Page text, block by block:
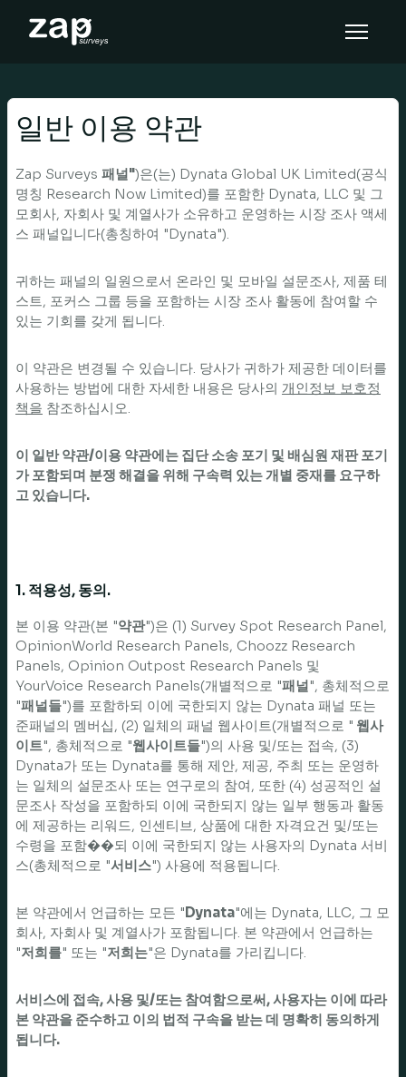
NL
일반 이용 약관
Zap Surveys 패널")은(는) Dynata Global UK Limited(공식
명칭 Research Now Limited)를 포함한 Dynata, LLC 및 그
모회사, 자회사 및 계열사가 소유하고 운영하는 시장 조사 액세
스 패널입니다(총칭하여 "Dynata").
귀하는 패널의 일원으로서 온라인 및 모바일 설문조사, 제품 테
스트, 포커스 그룹 등을 포함하는 시장 조사 활동에 참여할 수
있는 기회를 갖게 됩니다.
이 약관은 변경될 수 있습니다. 당사가 귀하가 제공한 데이터를
사용하는 방법에 대한 자세한 내용은 당사의 개인정보 보호정
책을 참조하십시오.
이 일반 약관/이용 약관에는 집단 소송 포기 및 배심원 재판 포기
가 포함되며 분쟁 해결을 위해 구속력 있는 개별 중재를 요구하
고 있습니다.
1. 적용성, 동의.
본 이용 약관(본 "약관")은 (1) Survey Spot Research Panel,
OpinionWorld Research Panels, Choozz Research
Panels, Opinion Outpost Research Panels 및
YourVoice Research Panels(개별적으로 "패널", 총체적으로
"패널들")를 포함하되 이에 국한되지 않는 Dynata 패널 또는
준패널의 멤버십, (2) 일체의 패널 웹사이트(개별적으로 " 웹사
이트", 총체적으로 "웹사이트들")의 사용 및/또는 접속, (3)
Dynata가 또는 Dynata를 통해 제안, 제공, 주최 또는 운영하
는 일체의 설문조사 또는 연구로의 참여, 또한 (4) 성공적인 설
문조사 작성을 포함하되 이에 국한되지 않는 일부 행동과 활동
에 제공하는 리워드, 인센티브, 상품에 대한 자격요건 및/또는
수령을 포함��되 이에 국한되지 않는 사용자의 Dynata 서비
스(총체적으로 "서비스") 사용에 적용됩니다.
본 약관에서 언급하는 모든 "Dynata"에는 Dynata, LLC, 그 모
회사, 자회사 및 계열사가 포함됩니다. 본 약관에서 언급하는
"저희를" 또는 "저희는"은 Dynata를 가리킵니다.
서비스에 접속, 사용 및/또는 참여함으로써, 사용자는 이에 따라
본 약관을 준수하고 이의 법적 구속을 받는 데 명확히 동의하게
됩니다.